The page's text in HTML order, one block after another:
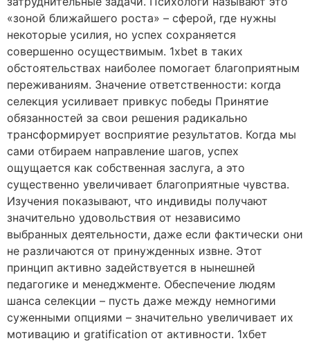
«зоной ближайшего роста» – сферой, где нужны
некоторые усилия, но успех сохраняется
совершенно осуществимым. 1xbet в таких
обстоятельствах наиболее помогает благоприятным
переживаниям. Значение ответственности: когда
селекция усиливает привкус победы Принятие
обязанностей за свои решения радикально
трансформирует восприятие результатов. Когда мы
сами отбираем направление шагов, успех
ощущается как собственная заслуга, а это
существенно увеличивает благоприятные чувства.
Изучения показывают, что индивиды получают
значительно удовольствия от независимо
выбранных деятельности, даже если фактически они
не различаются от принужденных извне. Этот
принцип активно задействуется в нынешней
педагогике и менеджменте. Обеспечение людям
шанса селекции – пусть даже между немногими
суженными опциями – значительно увеличивает их
мотивацию и gratification от активности. 1хбет